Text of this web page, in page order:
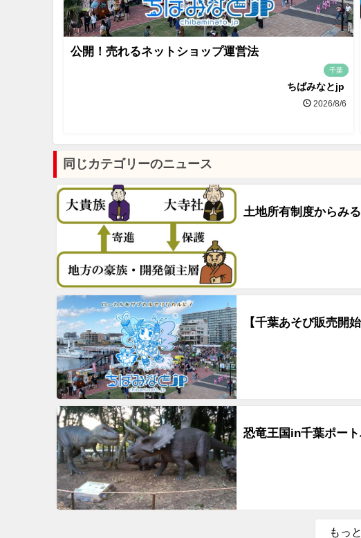
公開！売れるネットショップ運営法
千葉
ちばみなとjp
2026/8/6
同じカテゴリーのニュース
土地所有制度からみ
【千葉あそび販売開
恐竜王国in千葉ポート
もっ